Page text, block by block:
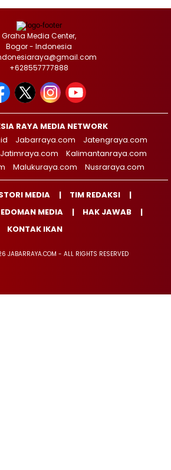
Graha Media Center,
Bogor - Indonesia
+628557777888
RAYA MEDIA NETWORK
Jabarraya.com
Jatengraya.com
Jatimraya.com
Kalimantanraya.com
Malukuraya.com Nusraraya.com
MEDIA
TIM REDAKSI
MEDIA
HAK JAWAB
KONTAK IKAN
JABARRAYA.COM - ALL RIGHTS RESERVED